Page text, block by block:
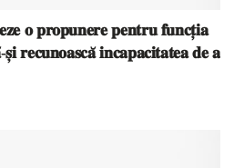
𝐨 𝐩𝐫𝐨𝐩𝐮𝐧𝐞𝐫𝐞 𝐩𝐞𝐧𝐭𝐫𝐮 𝐟𝐮𝐧𝐜𝐭̦𝐢𝐚
𝐫𝐞𝐜𝐮𝐧𝐨𝐚𝐬𝐜𝐚̆ 𝐢𝐧𝐜𝐚𝐩𝐚𝐜𝐢𝐭𝐚𝐭𝐞𝐚 𝐝𝐞 𝐚